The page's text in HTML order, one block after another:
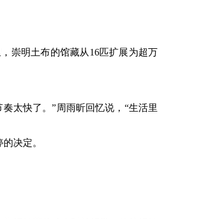
崇明土布的馆藏从16匹扩展为超万
太快了。”周雨昕回忆说，“生活里
决定。